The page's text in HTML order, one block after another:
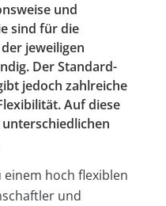
und
sind für die
jeweiligen
Der Standard-
jedoch zahlreiche
Auf diese
unterschiedlichen
einem hoch flexiblen
und